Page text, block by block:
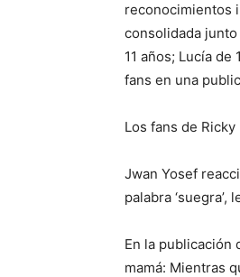
reconocimientos
consolidada
11 años; Lucía
fans en una
Los fans de
Jwan Yosef
palabra
En la publicación
mamá: Mientras